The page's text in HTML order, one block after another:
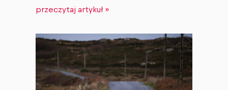
przeczytaj artykuł »